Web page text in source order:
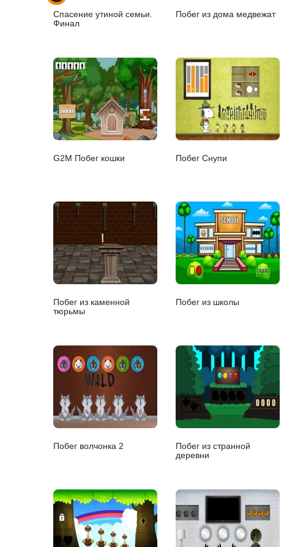
Спасение утиной семьи.
Финал
Побег из дома медвежат
G2M Побег кошки Побег Снупи
Побег из каменной
тюрьмы
Побег из школы
Побег волчонка 2
Побег из странной
деревни